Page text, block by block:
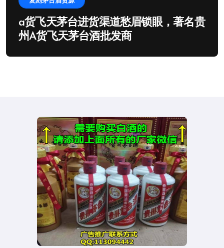
a货飞天茅台进货渠道愁眉锁眼，著名贵
州A货飞天茅台酒批发商